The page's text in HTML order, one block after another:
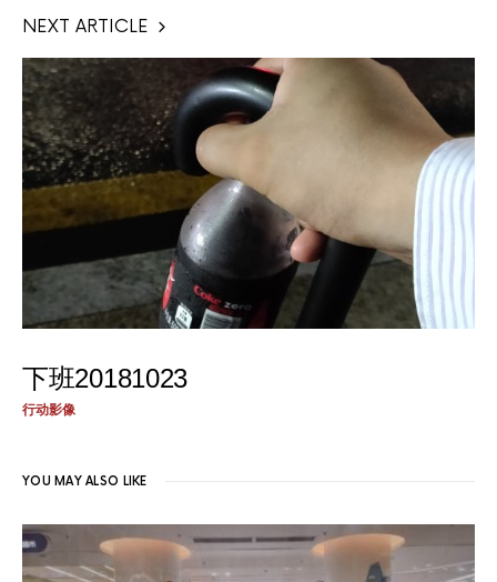
NEXT ARTICLE
下班20181023
行动影像
YOU MAY ALSO LIKE